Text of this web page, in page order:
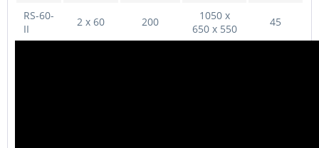
RS-60-
II
2 x 60 200
1050 x
650 x 550
45